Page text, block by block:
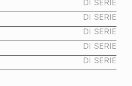
DI SERIE
DI SERIE
DI SERIE
DI SERIE
DI SERIE